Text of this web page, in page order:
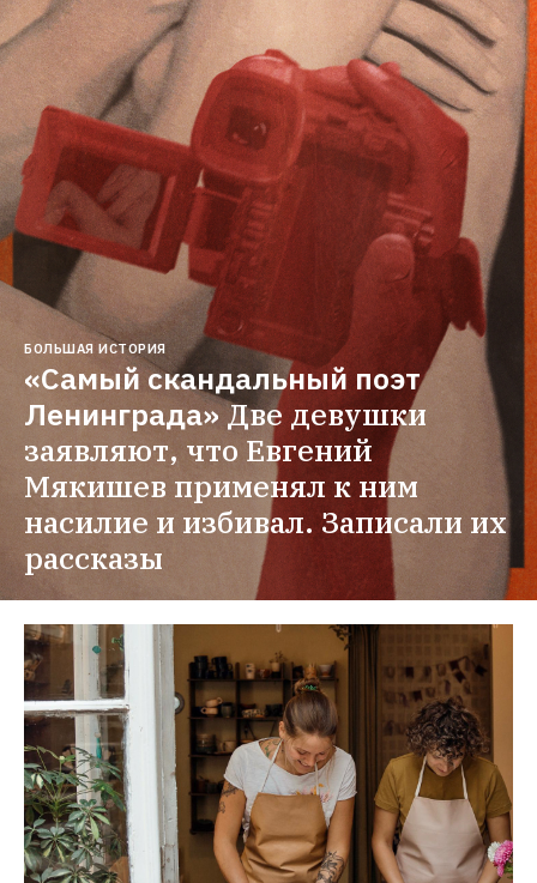
БОЛЬШАЯ ИСТОРИЯ
«Самый скандальный поэт
Ленинграда»Две девушки
заявляют, что Евгений
Мякишев применял к ним
насилие и избивал. Записали их
рассказы